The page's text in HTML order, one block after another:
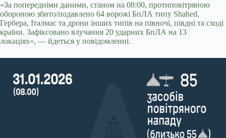
«За попередніми даними, станом на 08:00, протиповітряною
обороною збито/подавлено 64 ворожі БпЛА типу Shahed,
Гербера, Італмас та дрони інших типів на півночі, півдні та сході
країни. Зафіксовано влучання 20 ударних БпЛА на 13
локаціях», — йдеться у повідомленні.